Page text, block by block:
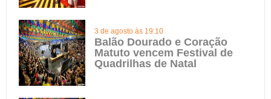
3 de agosto às 19:10
Balão Dourado e Coração
Matuto vencem Festival de
Quadrilhas de Natal